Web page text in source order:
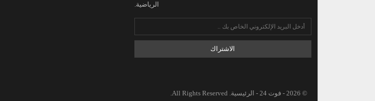
الرياضية.
الاشتراك
© 2026 - فوت 24 - الرئيسية. All Rights Reserved.